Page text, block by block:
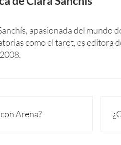
apasionada del mundo
como el tarot, es editora
Arena?